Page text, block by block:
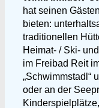
hat seinen
bieten:
traditionellen
Heimat- / Ski-
im Freibad Reit
„Schwimmstadl“
oder an der